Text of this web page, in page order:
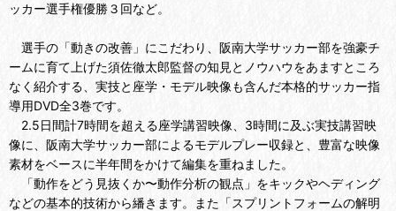
ッカー選手権優勝３回など。
選手の「動きの改善」にこだわり、阪南大学サッカー部を強豪チ
ームに育て上げた須佐徹太郎監督の知見とノウハウをあますところ
なく紹介する、実技と座学・モデル映像も含んだ本格的サッカー指
導用DVD全3巻です。
2.5日間計7時間を超える座学講習映像、3時間に及ぶ実技講習映
像に、阪南大学サッカー部によるモデルプレー収録と、豊富な映像
素材をベースに半年間をかけて編集を重ねました。
「動作をどう見抜くか〜動作分析の観点」をキックやヘディング
などの基本的技術から繙きます。また「スプリントフォームの解明